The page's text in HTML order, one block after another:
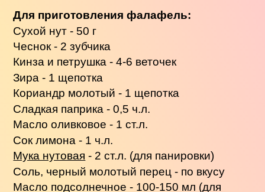
Для приготовления фалафель:
Сухой нут - 50 г
Чеснок - 2 зубчика
Кинза и петрушка - 4-6 веточек
Зира - 1 щепотка
Кориандр молотый - 1 щепотка
Сладкая паприка - 0,5 ч.л.
Масло оливковое - 1 ст.л.
Сок лимона - 1 ч.л.
Мука нутовая - 2 ст.л. (для панировки)
Соль, черный молотый перец - по вкусу
Масло подсолнечное - 100-150 мл (для